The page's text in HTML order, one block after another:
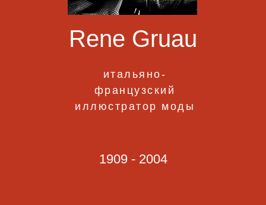
Rene Gruau
1909 - 2004
итальяно-
французский
иллюстратор моды